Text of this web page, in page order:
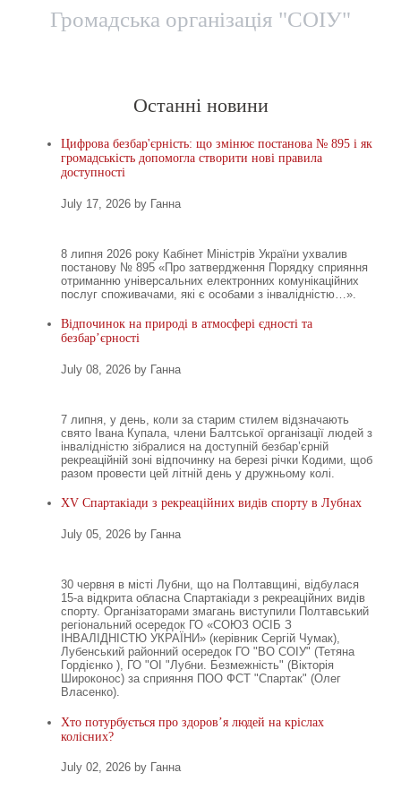
Громадська організація "СОІУ"
Останні новини
Цифрова безбар'єрність: що змінює постанова № 895 і як
громадськість допомогла створити нові правила
доступності
July 17, 2026 by Ганна
8 липня 2026 року Кабінет Міністрів України ухвалив
постанову № 895 «Про затвердження Порядку сприяння
отриманню універсальних електронних комунікаційних
послуг споживачами, які є особами з інвалідністю…».
Відпочинок на природі в атмосфері єдності та
безбар’єрності
July 08, 2026 by Ганна
7 липня, у день, коли за старим стилем відзначають
свято Івана Купала, члени Балтської організації людей з
інвалідністю зібралися на доступній безбар’єрній
рекреаційній зоні відпочинку на березі річки Кодими, щоб
разом провести цей літній день у дружньому колі.
XV Спартакіади з рекреаційних видів спорту в Лубнах
July 05, 2026 by Ганна
30 червня в місті Лубни, що на Полтавщині, відбулася
15-а відкрита обласна Спартакіади з рекреаційних видів
спорту. Організаторами змагань виступили Полтавський
регіональний осередок ГО «СОЮЗ ОСІБ З
ІНВАЛІДНІСТЮ УКРАЇНИ» (керівник Сергій Чумак),
Лубенський районний осередок ГО "ВО СОІУ" (Тетяна
Гордієнко ), ГО "ОІ "Лубни. Безмежність" (Вікторія
Широконос) за сприяння ПОО ФСТ "Спартак" (Олег
Власенко).
Хто потурбується про здоров’я людей на кріслах
колісних?
July 02, 2026 by Ганна